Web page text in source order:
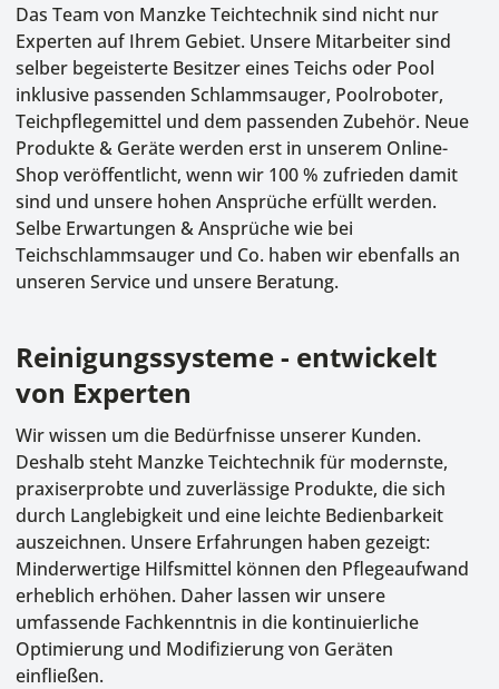
Das Team von Manzke Teichtechnik sind nicht nur
Experten auf Ihrem Gebiet. Unsere Mitarbeiter sind
selber begeisterte Besitzer eines Teichs oder Pool
inklusive passenden Schlammsauger, Poolroboter,
Teichpflegemittel und dem passenden Zubehör. Neue
Produkte & Geräte werden erst in unserem Online-
Shop veröffentlicht, wenn wir 100 % zufrieden damit
sind und unsere hohen Ansprüche erfüllt werden.
Selbe Erwartungen & Ansprüche wie bei
Teichschlammsauger und Co. haben wir ebenfalls an
unseren Service und unsere Beratung.
Reinigungssysteme - entwickelt
von Experten
Wir wissen um die Bedürfnisse unserer Kunden.
Deshalb steht Manzke Teichtechnik für modernste,
praxiserprobte und zuverlässige Produkte, die sich
durch Langlebigkeit und eine leichte Bedienbarkeit
auszeichnen. Unsere Erfahrungen haben gezeigt:
Minderwertige Hilfsmittel können den Pflegeaufwand
erheblich erhöhen. Daher lassen wir unsere
umfassende Fachkenntnis in die kontinuierliche
Optimierung und Modifizierung von Geräten
einfließen.